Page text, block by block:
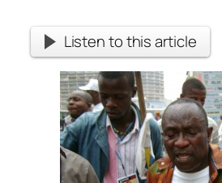
Listen to this article